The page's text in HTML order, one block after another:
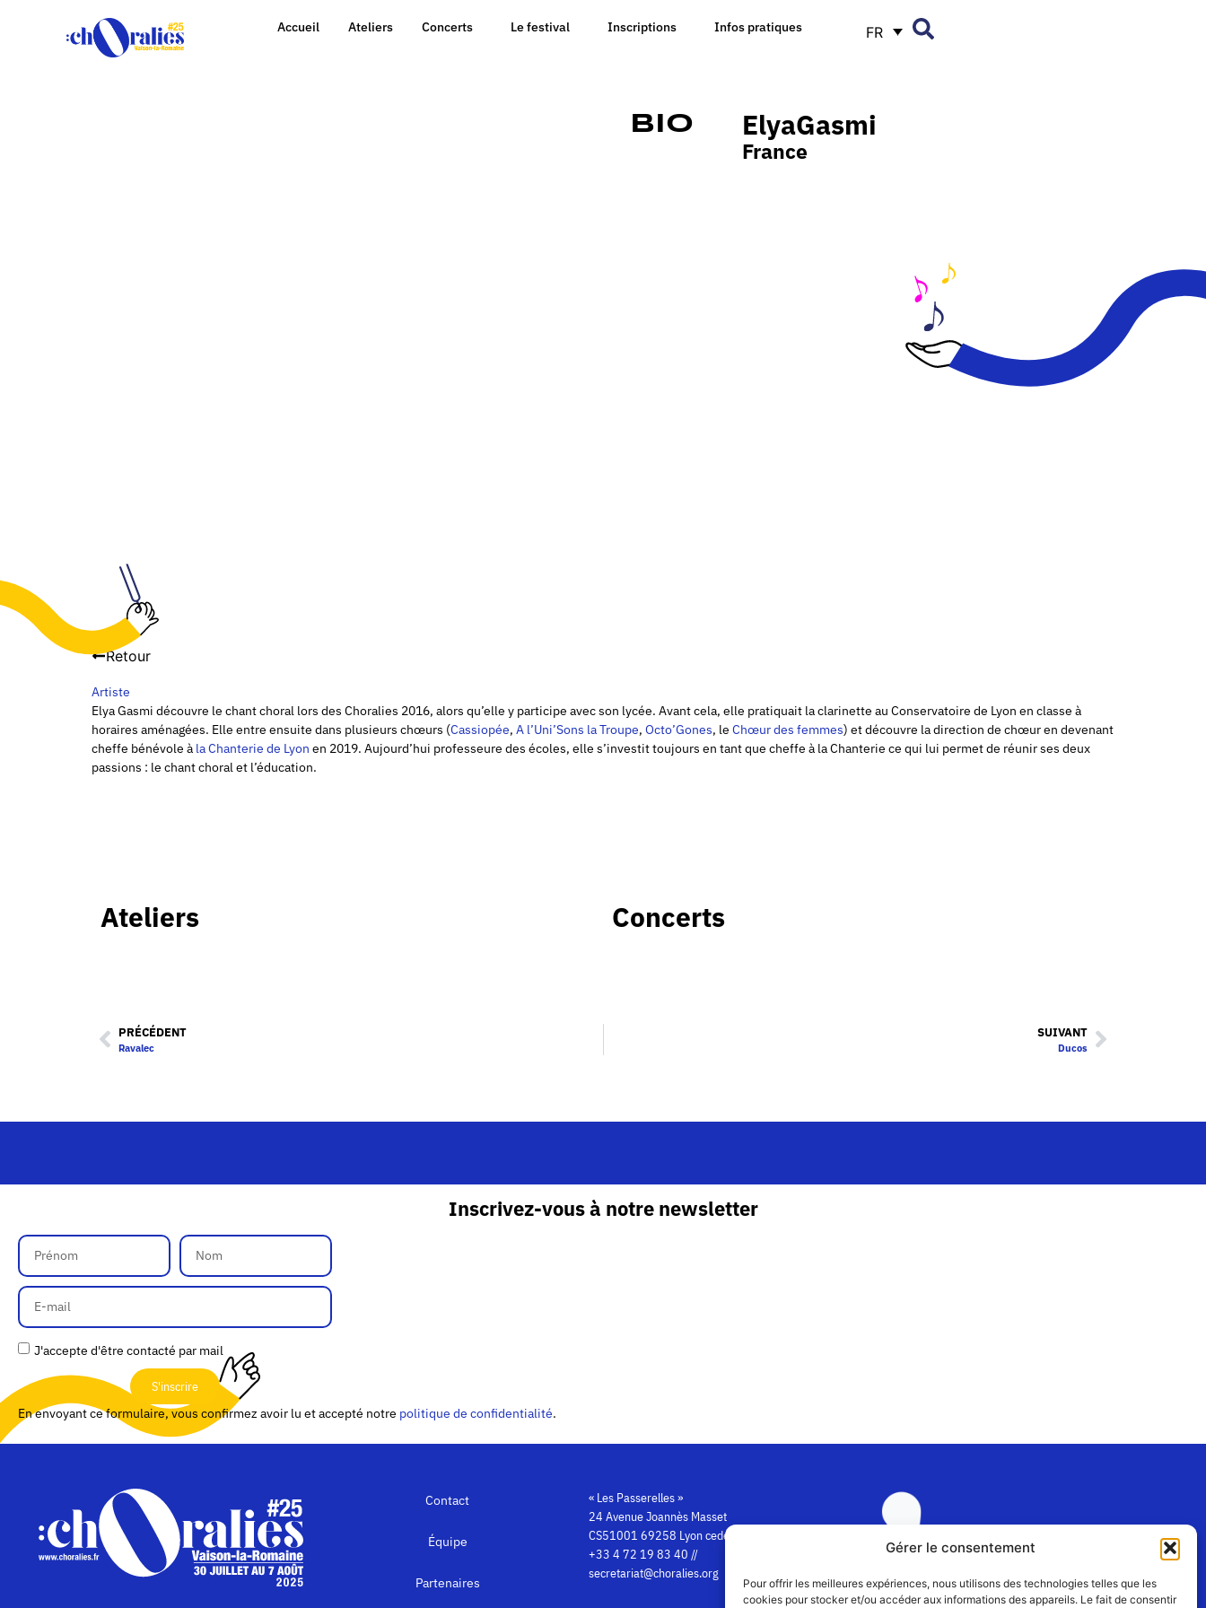
Gérer le consentement
Pour offrir les meilleures expériences, nous utilisons des technologies telles que les
cookies pour stocker et/ou accéder aux informations des appareils. Le fait de consentir
Accueil Ateliers Concerts Le festival Inscriptions Infos pratiques FR
Bio ElyaGasmi
France
Retour
Artiste
Elya Gasmi découvre le chant choral lors des Choralies 2016, alors qu’elle y participe avec son lycée. Avant cela, elle pratiquait la clarinette au Conservatoire de Lyon en classe à
horaires aménagées. Elle entre ensuite dans plusieurs chœurs (Cassiopée, A l’Uni’Sons la Troupe, Octo’Gones, le Chœur des femmes) et découvre la direction de chœur en devenant
cheffe bénévole à la Chanterie de Lyon en 2019. Aujourd’hui professeure des écoles, elle s’investit toujours en tant que cheffe à la Chanterie ce qui lui permet de réunir ses deux
passions : le chant choral et l’éducation.
Ateliers Concerts
PRÉCÉDENT
Ravalec
SUIVANT
Ducos
Inscrivez-vous à notre newsletter
J'accepte d'être contacté par mail
S'inscrire
En envoyant ce formulaire, vous confirmez avoir lu et accepté notre politique de confidentialité.
Contact
Équipe
Partenaires
« Les Passerelles »
24 Avenue Joannès Masset
CS51001 69258 Lyon cedex 09
+33 4 72 19 83 40 //
secretariat@choralies.org